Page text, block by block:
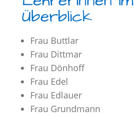
Überblick
Frau Buttlar
Frau Dittmar
Frau Dönhoff
Frau Edel
Frau Edlauer
Frau Grundmann